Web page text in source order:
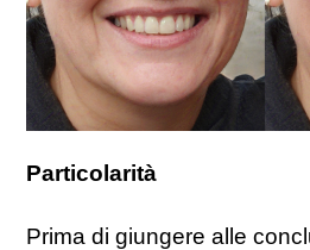
Particolarità
Prima di giungere alle